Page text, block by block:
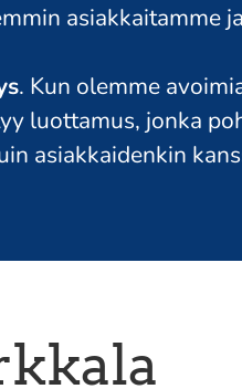
asiakkaitamme ja
. Kun olemme
luottamus, jonka
asiakkaidenkin